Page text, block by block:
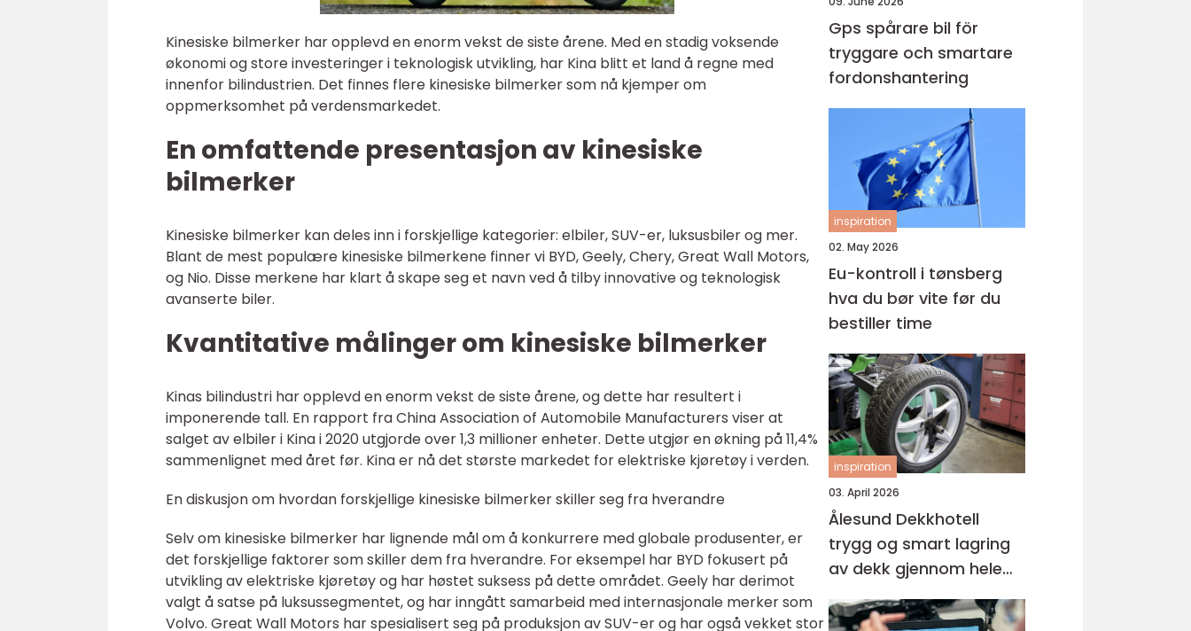
Kinesiske bilmerker har opplevd en enorm vekst de siste årene. Med en stadig voksende
økonomi og store investeringer i teknologisk utvikling, har Kina blitt et land å regne med
innenfor bilindustrien. Det finnes flere kinesiske bilmerker som nå kjemper om
oppmerksomhet på verdensmarkedet.
En omfattende presentasjon av kinesiske
bilmerker
Kinesiske bilmerker kan deles inn i forskjellige kategorier: elbiler, SUV-er, luksusbiler og mer.
Blant de mest populære kinesiske bilmerkene finner vi BYD, Geely, Chery, Great Wall Motors,
og Nio. Disse merkene har klart å skape seg et navn ved å tilby innovative og teknologisk
avanserte biler.
Kvantitative målinger om kinesiske bilmerker
Kinas bilindustri har opplevd en enorm vekst de siste årene, og dette har resultert i
imponerende tall. En rapport fra China Association of Automobile Manufacturers viser at
salget av elbiler i Kina i 2020 utgjorde over 1,3 millioner enheter. Dette utgjør en økning på 11,4%
sammenlignet med året før. Kina er nå det største markedet for elektriske kjøretøy i verden.
En diskusjon om hvordan forskjellige kinesiske bilmerker skiller seg fra hverandre
Selv om kinesiske bilmerker har lignende mål om å konkurrere med globale produsenter, er
det forskjellige faktorer som skiller dem fra hverandre. For eksempel har BYD fokusert på
utvikling av elektriske kjøretøy og har høstet suksess på dette området. Geely har derimot
valgt å satse på luksussegmentet, og har inngått samarbeid med internasjonale merker som
Volvo. Great Wall Motors har spesialisert seg på produksjon av SUV-er og har også vekket stor
Gps spårare bil för
tryggare och smartare
fordonshantering
inspiration
02. May 2026
Eu-kontroll i tønsberg
hva du bør vite før du
bestiller time
inspiration
03. April 2026
Ålesund Dekkhotell
trygg og smart lagring
av dekk gjennom hele
året